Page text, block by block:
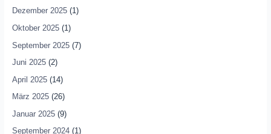
Dezember 2025(1)
Oktober 2025(1)
September 2025(7)
Juni 2025(2)
April 2025(14)
März 2025(26)
Januar 2025(9)
September 2024(1)